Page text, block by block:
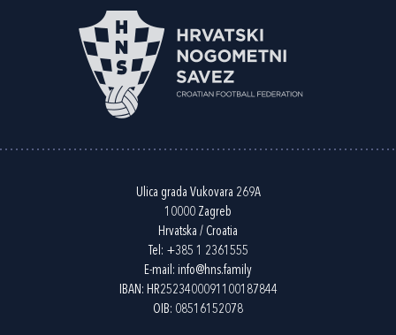
Ulica grada Vukovara 269A
10000 Zagreb
Hrvatska / Croatia
Tel: +385 1 2361555
E-mail: info@hns.family
IBAN: HR2523400091100187844
OIB: 08516152078